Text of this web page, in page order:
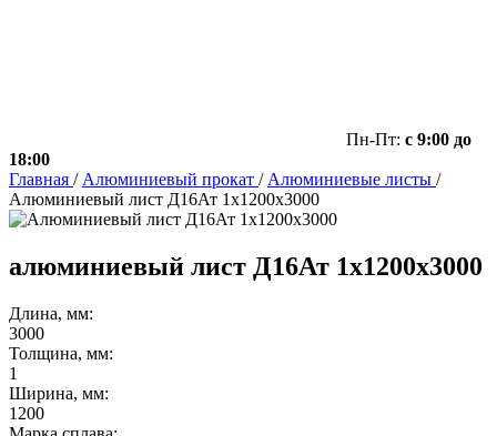
Пн-Пт: с 9:00 до
18:00
Главная / Алюминиевый прокат / Алюминиевые листы /
Алюминиевый лист Д16Ат 1х1200х3000
алюминиевый лист Д16Ат 1х1200х3000
Длина, мм:
3000
Толщина, мм:
1
Ширина, мм:
1200